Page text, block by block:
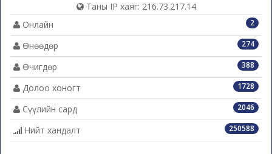
Таны IP хаяг: 216.73.217.14
2
Онлайн
274
Өнөөдөр
388
Өчигдөр
1728
Долоо хоногт
2046
Сүүлийн сард
250588
Нийт хандалт